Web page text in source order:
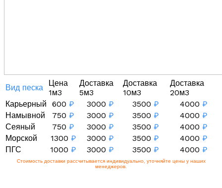
Вид песка
Цена
1м3
Доставка
5м3
Доставка
10м3
Доставка
20м3
Карьерный
600 ₽ 3000 ₽ 3500 ₽ 4000 ₽
Намывной
750 ₽ 3000 ₽ 3500 ₽ 4000 ₽
Сеяный
750 ₽ 3000 ₽ 3500 ₽ 4000 ₽
Морской
1300 ₽ 3000 ₽ 3500 ₽ 4000 ₽
ПГС
1000 ₽ 3000 ₽ 3500 ₽ 4000 ₽
Стоимость доставки рассчитывается индивидуально, уточняйте цены у наших
менеджеров.